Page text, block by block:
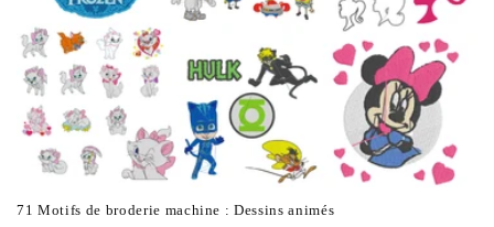
71 Motifs de broderie machine : Dessins animés